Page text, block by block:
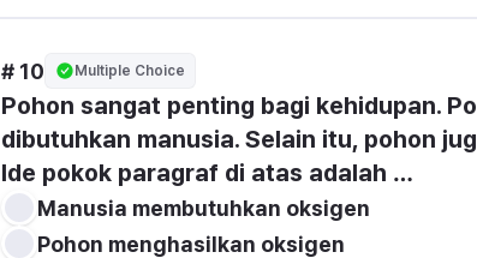
# 10 Multiple Choice
Pohon sangat penting bagi kehidupan.
dibutuhkan manusia. Selain itu, pohon
Ide pokok paragraf di atas adalah …
Manusia membutuhkan oksigen
Pohon menghasilkan oksigen